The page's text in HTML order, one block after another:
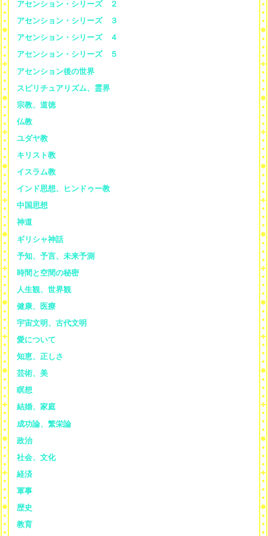
アセンション・シリーズ ２
アセンション・シリーズ ３
アセンション・シリーズ ４
アセンション・シリーズ ５
アセンション後の世界
スピリチュアリズム、霊界
宗教、道徳
仏教
ユダヤ教
キリスト教
イスラム教
インド思想、ヒンドゥー教
中国思想
神道
ギリシャ神話
予知、予言、未来予測
時間と空間の秘密
人生観、世界観
健康、医療
宇宙文明、古代文明
愛について
知恵、正しさ
芸術、美
瞑想
結婚、家庭
成功論、繁栄論
政治
社会、文化
経済
軍事
歴史
教育